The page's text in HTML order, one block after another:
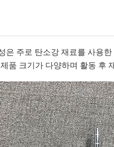
주로 탄소강 재료를 사용
품 크기가 다양하며 활동 후